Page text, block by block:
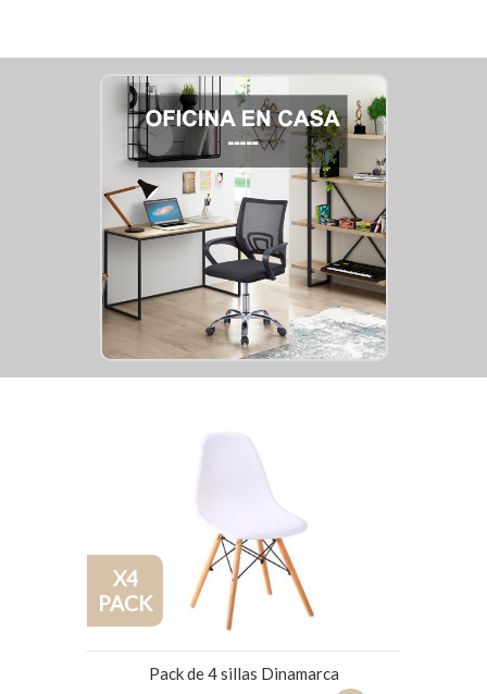
X4
PACK
Pack de 4 sillas Dinamarca